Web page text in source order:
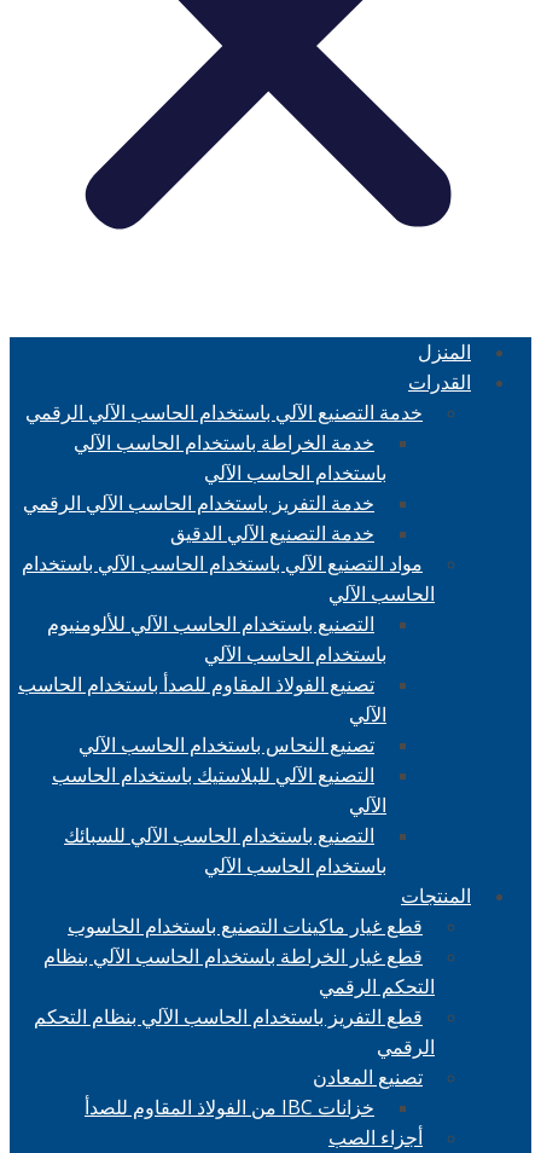
المنزل
القدرات
خدمة التصنيع الآلي باستخدام الحاسب الآلي الرقمي
خدمة الخراطة باستخدام الحاسب الآلي
باستخدام الحاسب الآلي
خدمة التفريز باستخدام الحاسب الآلي الرقمي
خدمة التصنيع الآلي الدقيق
مواد التصنيع الآلي باستخدام الحاسب الآلي باستخدام
الحاسب الآلي
التصنيع باستخدام الحاسب الآلي للألومنيوم
باستخدام الحاسب الآلي
تصنيع الفولاذ المقاوم للصدأ باستخدام الحاسب
الآلي
تصنيع النحاس باستخدام الحاسب الآلي
التصنيع الآلي للبلاستيك باستخدام الحاسب
الآلي
التصنيع باستخدام الحاسب الآلي للسبائك
باستخدام الحاسب الآلي
المنتجات
قطع غيار ماكينات التصنيع باستخدام الحاسوب
قطع غيار الخراطة باستخدام الحاسب الآلي بنظام
التحكم الرقمي
قطع التفريز باستخدام الحاسب الآلي بنظام التحكم
الرقمي
تصنيع المعادن
خزانات IBC من الفولاذ المقاوم للصدأ
أجزاء الصب